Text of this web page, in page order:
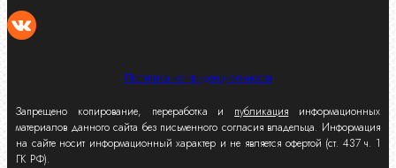
Политика конфиденциальности
Запрещено копирование, переработка и публикация информационных
материалов данного сайта без письменного согласия владельца. Информация
на сайте носит информационный характер и не является офертой (ст. 437 ч. 1
ГК РФ).